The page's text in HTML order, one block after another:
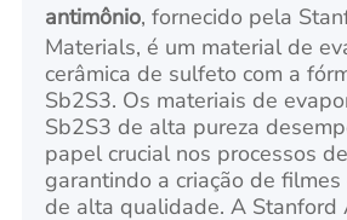
antimônio, fornecido pela
Materials, é um material de
cerâmica de sulfeto com a
Sb2S3. Os materiais de
Sb2S3 de alta pureza
papel crucial nos processos
garantindo a criação de
de alta qualidade. A Stanford